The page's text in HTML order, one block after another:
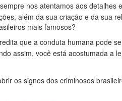
nos atentamos aos detalhes
além da sua criação e da sua
mais famosos?
que a conduta humana pode
assim, você está acostumada a
os signos dos criminosos